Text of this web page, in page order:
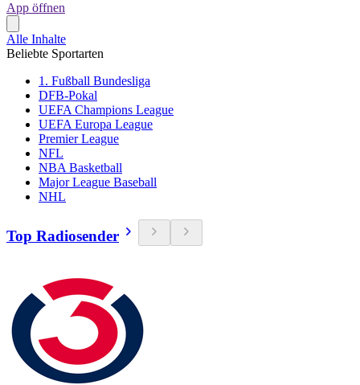
App öffnen
Alle Inhalte
Beliebte Sportarten
1. Fußball Bundesliga
DFB-Pokal
UEFA Champions League
UEFA Europa League
Premier League
NFL
NBA Basketball
Major League Baseball
NHL
Top Radiosender